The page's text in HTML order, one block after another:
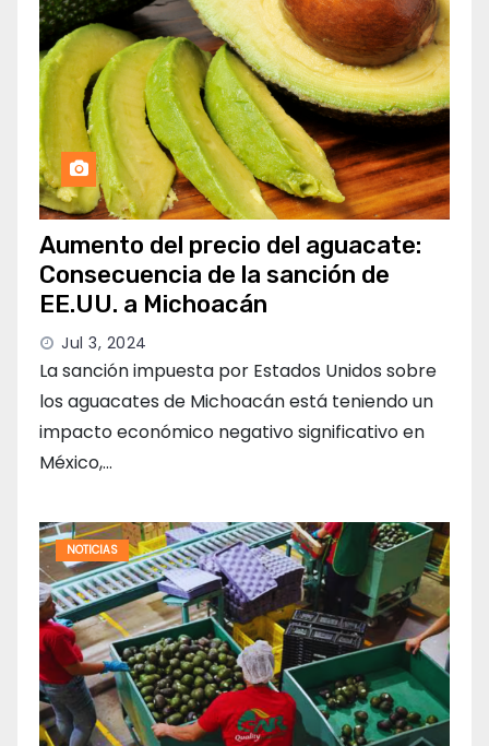
Aumento del precio del aguacate:
Consecuencia de la sanción de
EE.UU. a Michoacán
Jul 3, 2024
La sanción impuesta por Estados Unidos sobre
los aguacates de Michoacán está teniendo un
impacto económico negativo significativo en
México,…
NOTICIAS